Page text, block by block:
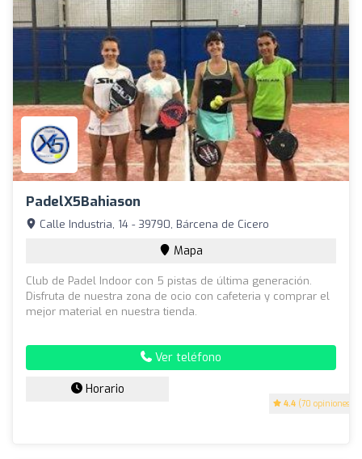
PadelX5Bahiason
4.4 (70 opiniones)
Calle Industria, 14 - 39790, Bárcena de Cicero
Mapa
Club de Padel Indoor con 5 pistas de última generación.
Disfruta de nuestra zona de ocio con cafeteria y comprar el
mejor material en nuestra tienda.
Ver teléfono
Horario